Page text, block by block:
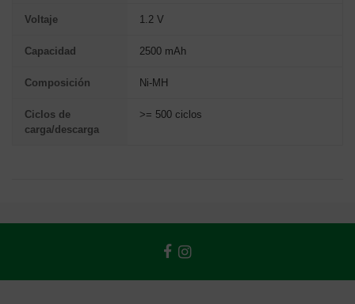
Voltaje 1.2 V
Capacidad 2500 mAh
Composición Ni-MH
Ciclos de
carga/descarga
>= 500 ciclos